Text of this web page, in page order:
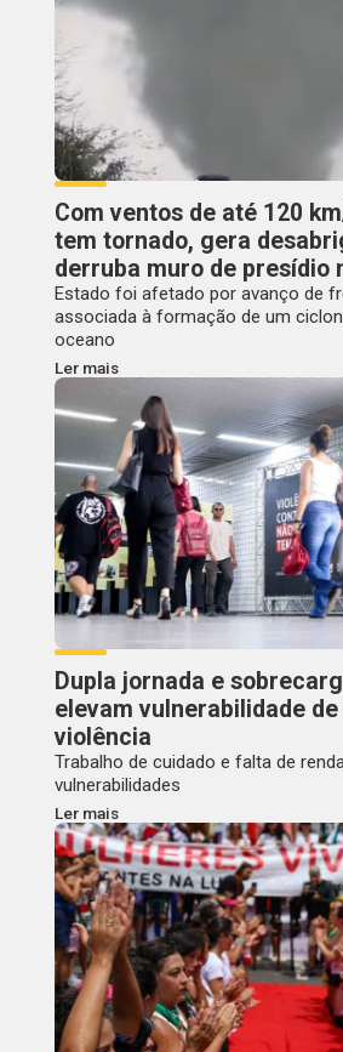
Com ventos de até 120
tem tornado, gera
derruba muro de presídio
Estado foi afetado por avanço de
associada à formação de um
oceano
Ler mais
Dupla jornada e
elevam vulnerabilidade
violência
Trabalho de cuidado e falta de
vulnerabilidades
Ler mais